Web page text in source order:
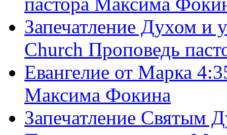
Запечатление Духом и
Church Проповедь
Евангелие от Марка
Максима Фокина
Запечатление Святым